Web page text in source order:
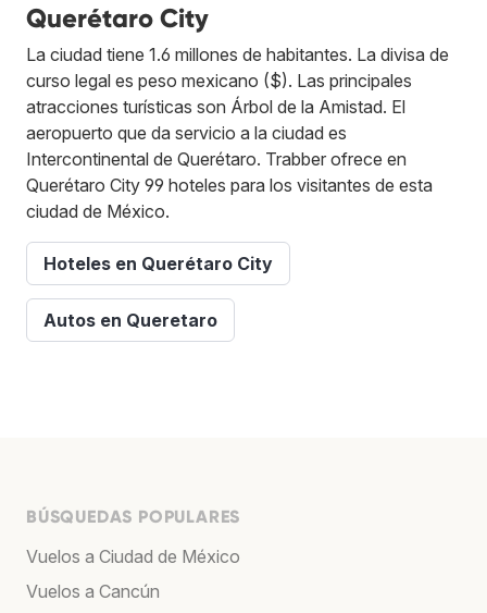
Querétaro City
La ciudad tiene 1.6 millones de habitantes. La divisa de
curso legal es peso mexicano ($). Las principales
atracciones turísticas son Árbol de la Amistad. El
aeropuerto que da servicio a la ciudad es
Intercontinental de Querétaro. Trabber ofrece en
Querétaro City 99 hoteles para los visitantes de esta
ciudad de México.
Hoteles en Querétaro City
Autos en Queretaro
BÚSQUEDAS POPULARES
Vuelos a Ciudad de México
Vuelos a Cancún